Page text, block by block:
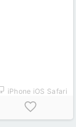
iPhone iOS Safari